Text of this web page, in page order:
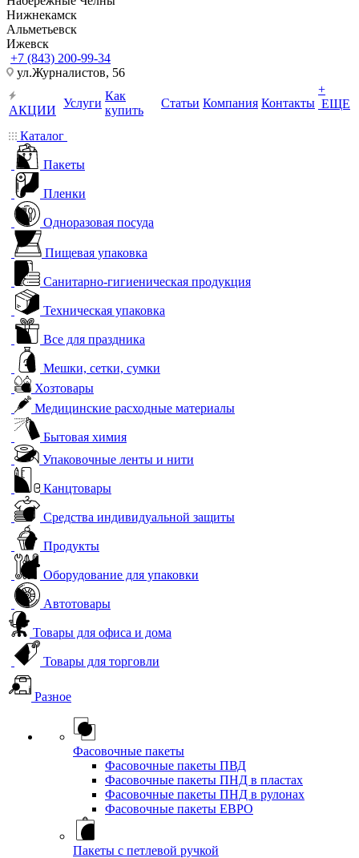
Нижнекамск
Альметьевск
Ижевск
+7 (843) 200-99-34
ул.Журналистов, 56
АКЦИИ
Услуги
Как
купить
Статьи Компания Контакты
+
ЕЩЕ
Каталог
Пакеты
Пленки
Одноразовая посуда
Пищевая упаковка
Санитарно-гигиеническая продукция
Техническая упаковка
Все для праздника
Мешки, сетки, сумки
Хозтовары
Медицинские расходные материалы
Бытовая химия
Упаковочные ленты и нити
Канцтовары
Средства индивидуальной защиты
Продукты
Оборудование для упаковки
Автотовары
Товары для офиса и дома
Товары для торговли
Разное
Фасовочные пакеты
Фасовочные пакеты ПВД
Фасовочные пакеты ПНД в пластах
Фасовочные пакеты ПНД в рулонах
Фасовочные пакеты ЕВРО
Пакеты с петлевой ручкой